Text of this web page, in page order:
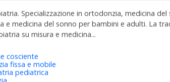
Specializzazione in ortodonzia, medicina
e medicina del sonno per bambini e adulti. La
su misura e medicina...
cosciente
fissa e mobile
pediatrica